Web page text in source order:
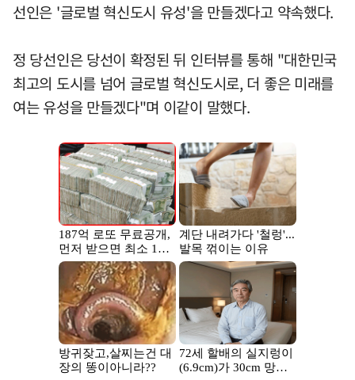
선인은 '글로벌 혁신도시 유성'을 만들겠다고 약속했다.
정 당선인은 당선이 확정된 뒤 인터뷰를 통해 "대한민국
최고의 도시를 넘어 글로벌 혁신도시로, 더 좋은 미래를
여는 유성을 만들겠다"며 이같이 말했다.